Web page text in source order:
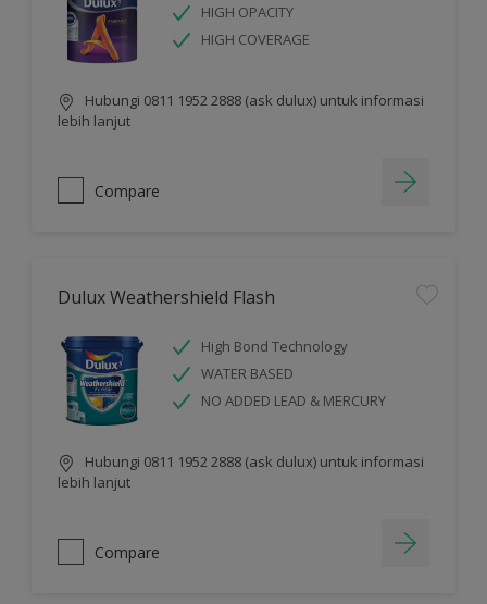
HIGH OPACITY
HIGH COVERAGE
Hubungi 0811 1952 2888 (ask dulux) untuk informasi
lebih lanjut
Compare
Dulux Weathershield Flash
High Bond Technology
WATER BASED
NO ADDED LEAD & MERCURY
Hubungi 0811 1952 2888 (ask dulux) untuk informasi
lebih lanjut
Compare